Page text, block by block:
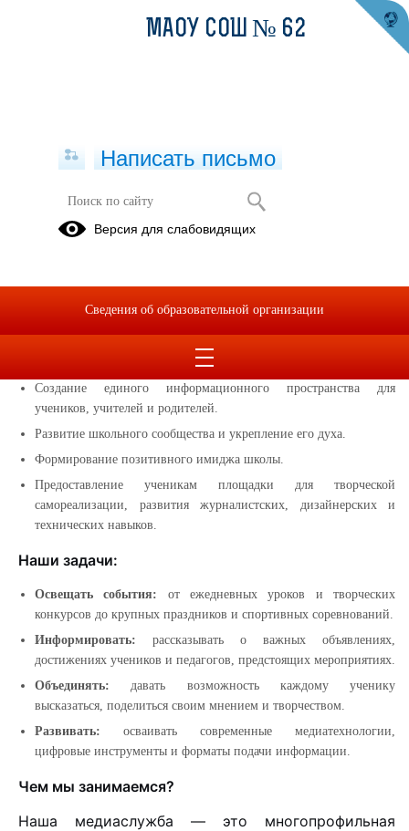
Медиацентр
рассказывать о том, чем живет наша школа.
Создание единого информационного пространства для
учеников, учителей и родителей.
Развитие школьного сообщества и укрепление его духа.
Формирование позитивного имиджа школы.
Предоставление ученикам площадки для творческой
самореализации, развития журналистских, дизайнерских и
технических навыков.
Наши задачи:
Освещать события: от ежедневных уроков и творческих
конкурсов до крупных праздников и спортивных соревнований.
Информировать: рассказывать о важных объявлениях,
достижениях учеников и педагогов, предстоящих мероприятиях.
Объединять: давать возможность каждому ученику
высказаться, поделиться своим мнением и творчеством.
Развивать: осваивать современные медиатехнологии,
цифровые инструменты и форматы подачи информации.
Чем мы занимаемся?
Наша медиаслужба — это многопрофильная
МАОУ СОШ № 62
Написать письмо
Версия для слабовидящих
Сведения об образовательной организации